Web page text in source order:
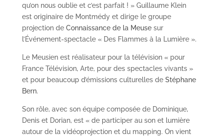
qu’on nous oublie et c’est parfait ! » Guillaume Klein
est originaire de Montmédy et dirige le groupe
projection deConnaissance de la Meusesur
l’Événement-spectacle « Des Flammes à la Lumière ».
Le Meusien est réalisateur pour la télévision « pour
France Télévision, Arte, pour des spectacles vivants »
et pour beaucoup d’émissions culturelles de Stéphane
Bern.
Son rôle, avec son équipe composée de Dominique,
Denis et Dorian, est « de participer au son et lumière
autour de la vidéoprojection et du mapping. On vient